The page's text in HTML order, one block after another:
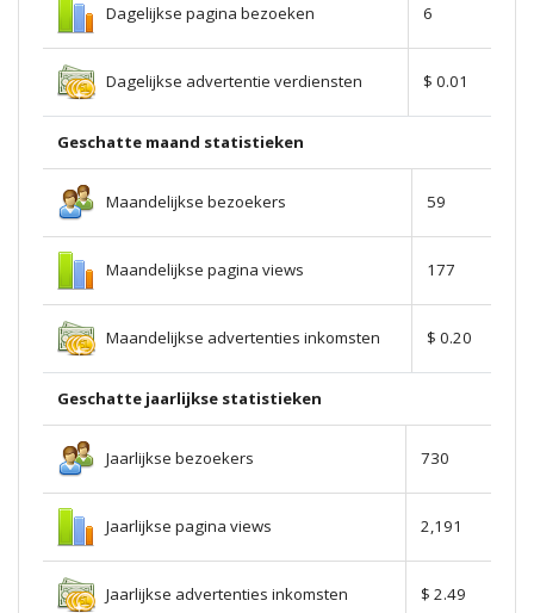
Dagelijkse pagina bezoeken 6
Dagelijkse advertentie verdiensten $ 0.01
Geschatte maand statistieken
Maandelijkse bezoekers 59
Maandelijkse pagina views 177
Maandelijkse advertenties inkomsten $ 0.20
Geschatte jaarlijkse statistieken
Jaarlijkse bezoekers 730
Jaarlijkse pagina views 2,191
Jaarlijkse advertenties inkomsten $ 2.49